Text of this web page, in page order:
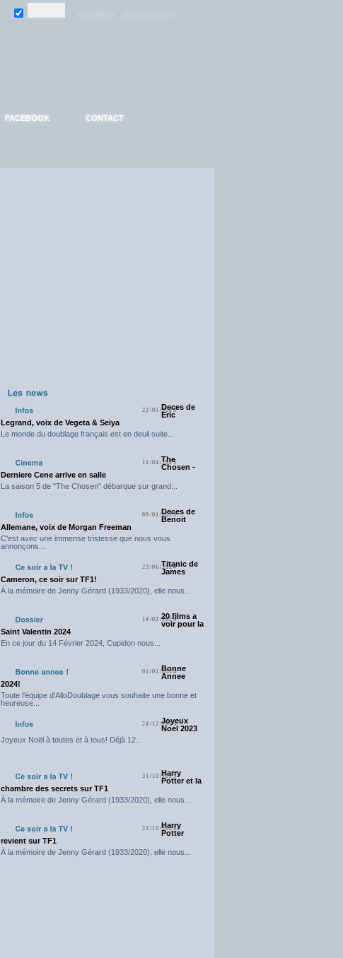
FACEBOOK CONTACT
22/05/2025Deces de
Eric
Legrand, voix de Vegeta & Seiya
Le monde du doublage français est en deuil suite...
11/04/2025
The
Chosen -
Derniere Cene arrive en salle
La saison 5 de "The Chosen" débarque sur grand...
09/01/2025Deces de
Benoit
Allemane, voix de Morgan Freeman
C'est avec une immense tristesse que nous vous
annonçons...
23/06/2024Titanic de
James
Cameron, ce soir sur TF1!
À la mémoire de Jenny Gérard (1933/2020), elle nous...
14/02/202420 films a
voir pour la
Saint Valentin 2024
En ce jour du 14 Février 2024, Cupidon nous...
01/01/2024
Bonne
Annee
2024!
Toute l'équipe d'AlloDoublage vous souhaite une bonne et
heureuse...
24/12/2023
Joyeux
Noel 2023
Joyeux Noël à toutes et à tous! Déjà 12...
31/10/2023
Harry
Potter et la
chambre des secrets sur TF1
À la mémoire de Jenny Gérard (1933/2020), elle nous...
23/10/2023
Harry
Potter
revient sur TF1
À la mémoire de Jenny Gérard (1933/2020), elle nous...